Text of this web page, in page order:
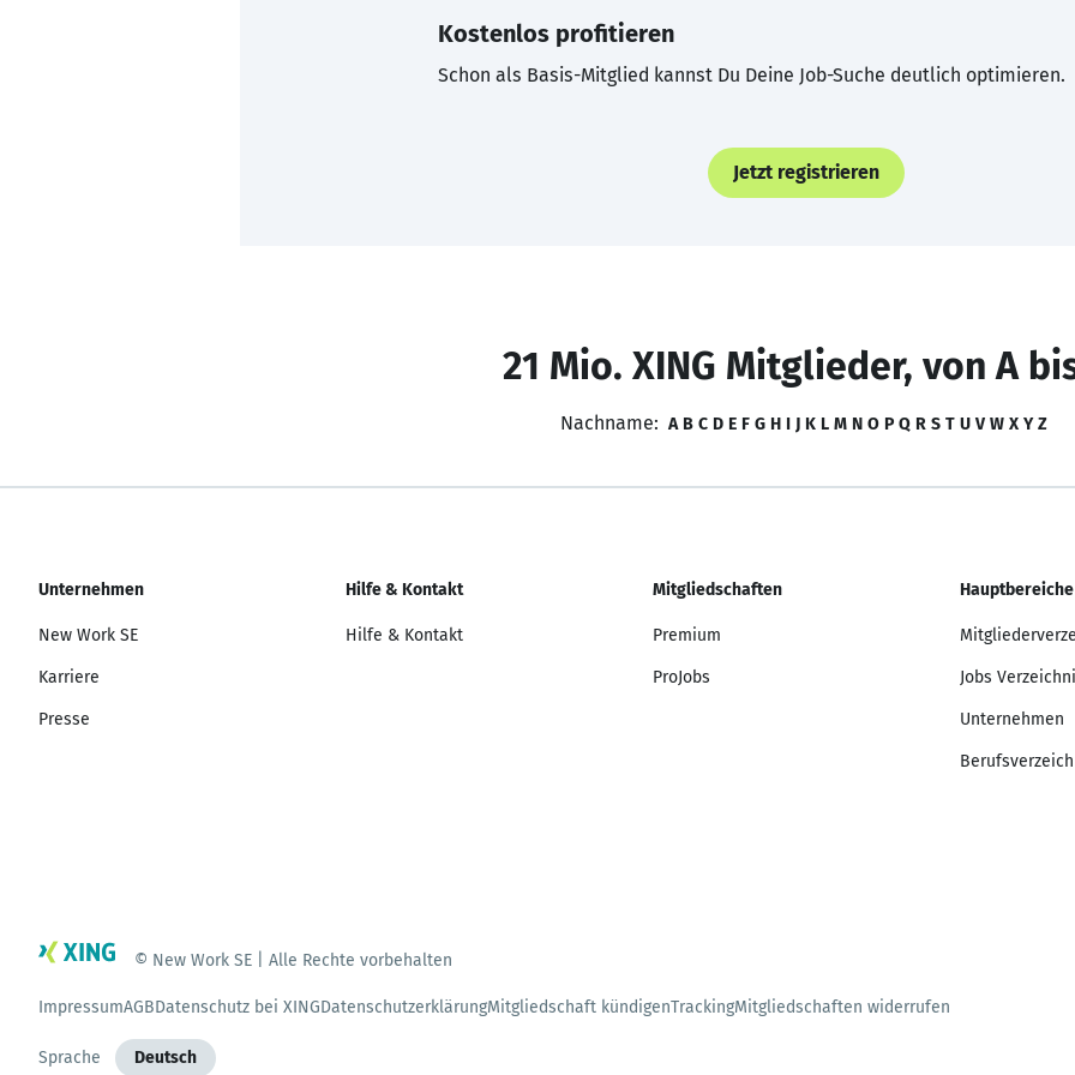
Kostenlos profitieren
Schon als Basis-Mitglied kannst Du Deine Job-Suche deutlich optimieren.
Jetzt registrieren
21 Mio. XING Mitglieder, von A
Nachname: A B C D E F G H I J K L M N O P Q R S T U V W X Y Z
Unternehmen
New Work SE
Karriere
Presse
Hilfe & Kontakt
Hilfe & Kontakt
Mitgliedschaften
Premium
ProJobs
Hauptbereiche
Jobs
Unternehmen
© New Work SE | Alle Rechte vorbehalten
ImpressumAGBDatenschutz bei XINGDatenschutzerklärungMitgliedschaft kündigenTrackingMitgliedschaften widerrufen
Sprache Deutsch